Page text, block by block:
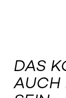
DAS
AUCH